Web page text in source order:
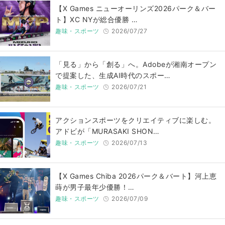
【X Games ニューオーリンズ2026パーク＆バー
ト】XC NYが総合優勝 …
趣味・スポーツ 2026/07/27
「見る」から「創る」へ。Adobeが湘南オープン
で提案した、生成AI時代のスポー…
趣味・スポーツ 2026/07/21
アクションスポーツをクリエイティブに楽しむ。
アドビが「MURASAKI SHON…
趣味・スポーツ 2026/07/13
【X Games Chiba 2026パーク＆バート】河上恵
蒔が男子最年少優勝！…
趣味・スポーツ 2026/07/09